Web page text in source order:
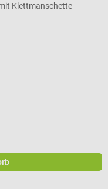
Klettmanschette